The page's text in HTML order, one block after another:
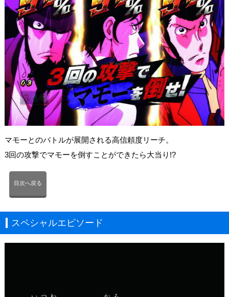
マモーとのバトルが展開される高信頼度リーチ。
3回の攻撃でマモーを倒すことができたら大当り!?
目次へ戻る
スペシャルエピソード